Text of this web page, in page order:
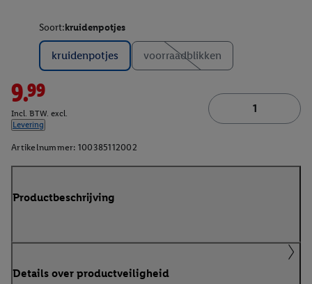
Soort:kruidenpotjes
kruidenpotjes voorraadblikken
9.99
Incl. BTW. excl.
Levering
Artikelnummer: 100385112002
Productbeschrijving
Details over productveiligheid